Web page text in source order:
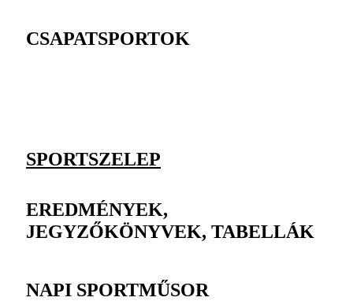
CSAPATSPORTOK
SPORTSZELEP
EREDMÉNYEK,
JEGYZŐKÖNYVEK, TABELLÁK
NAPI SPORTMŰSOR